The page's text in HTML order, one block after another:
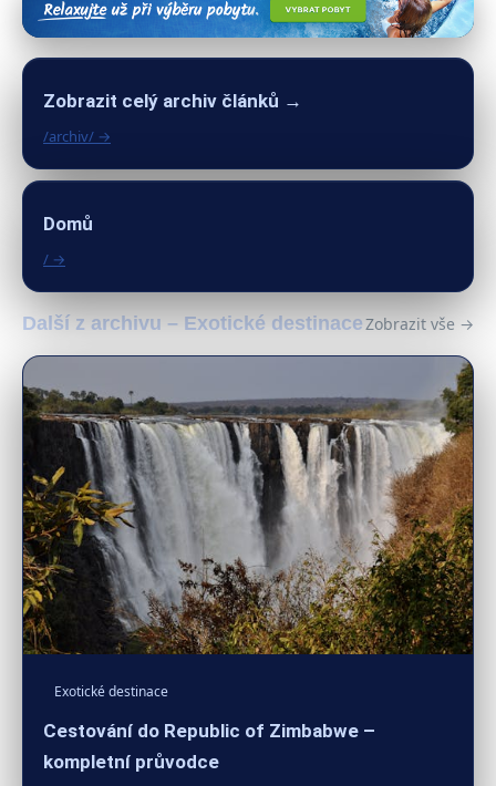
Zobrazit celý archiv článků →
/archiv/ →
Domů
/ →
Další z archivu – Exotické destinaceZobrazit vše →
Exotické destinace
Cestování do Republic of Zimbabwe –
kompletní průvodce